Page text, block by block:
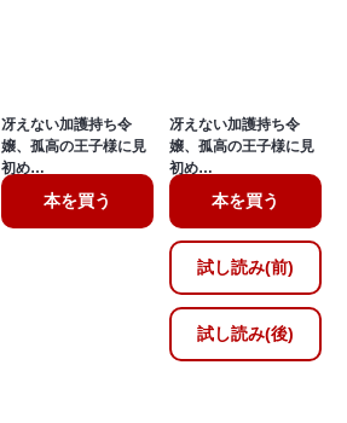
冴えない加護持ち令
嬢、孤高の王子様に見
初め…
本を買う
冴えない加護持ち令
嬢、孤高の王子様に見
初め…
本を買う
試し読み(前)
試し読み(後)